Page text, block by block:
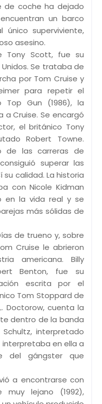
de coche ha dejado
un barco
superviviente,
asesino.
Tony Scott, fue su
Se trataba de
por Tom Cruise y
para repetir el
Gun (1986), la
a Cruise. Se encargó
el británico Tony
Robert Towne.
de las carreras de
superar las
su calidad. La historia
con Nicole Kidman
en la vida real y se
más sólidas de
de trueno y, sobre
Cruise le abrieron
americana. Billy
Benton, fue su
escrita por el
Tom Stoppard de
Doctorow, cuenta la
dentro de la banda
interpretado
interpretaba en ella a
del gángster que
a encontrarse con
muy lejano (1992),